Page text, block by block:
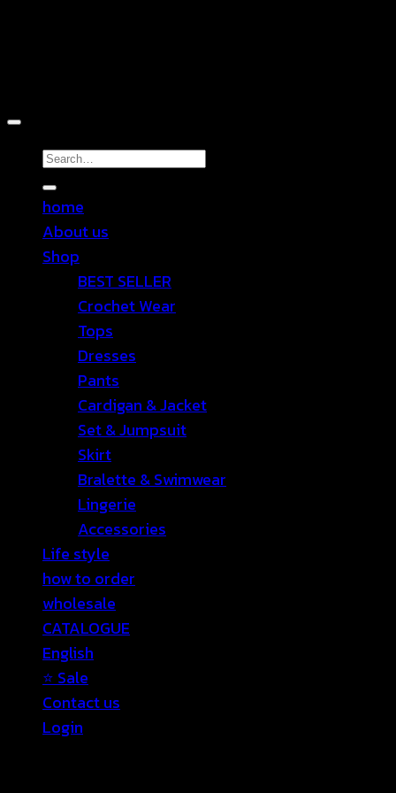
Search
for:
home
About us
Shop
BEST SELLER
Crochet Wear
Tops
Dresses
Pants
Cardigan & Jacket
Set & Jumpsuit
Skirt
Bralette & Swimwear
Lingerie
Accessories
Life style
how to order
wholesale
CATALOGUE
English
⭐ Sale
Contact us
Login